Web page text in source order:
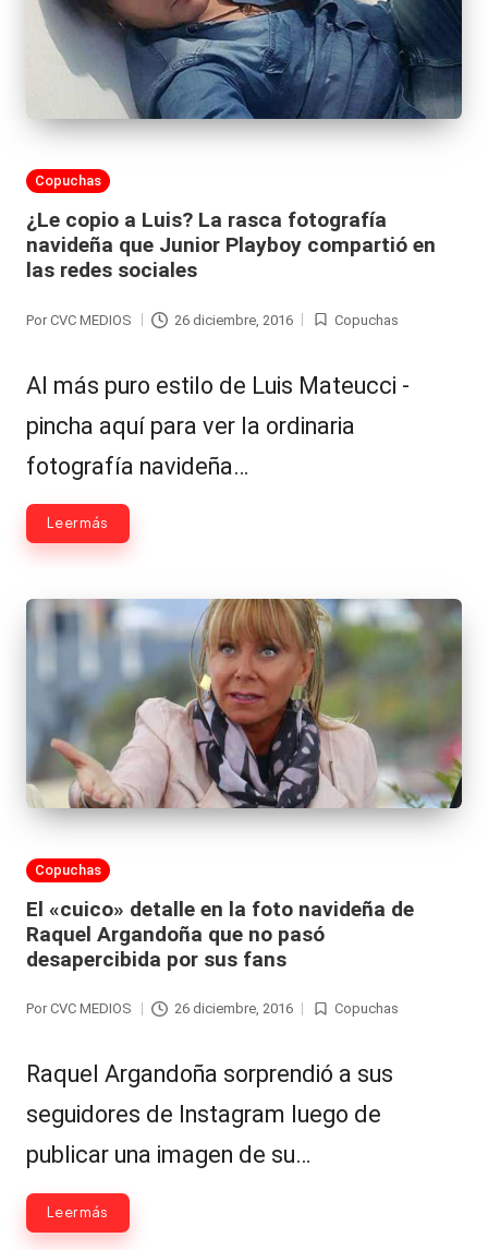
Publicada
Copuchas
¿Le copio a Luis? La rasca fotografía
navideña que Junior Playboy compartió en
las redes sociales
Por CVC MEDIOS 26 diciembre, 2016
Publicada
Copuchas
Al más puro estilo de Luis Mateucci -
pincha aquí para ver la ordinaria
fotografía navideña…
Leer más
Publicada
Copuchas
El «cuico» detalle en la foto navideña de
Raquel Argandoña que no pasó
desapercibida por sus fans
Por CVC MEDIOS 26 diciembre, 2016
Publicada
Copuchas
Raquel Argandoña sorprendió a sus
seguidores de Instagram luego de
publicar una imagen de su…
Leer más